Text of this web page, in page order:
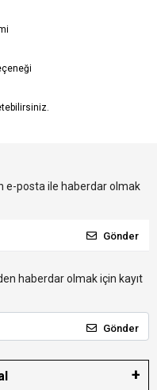
e-posta ile haberdar olmak
Gönder
haberdar olmak için kayıt
Gönder